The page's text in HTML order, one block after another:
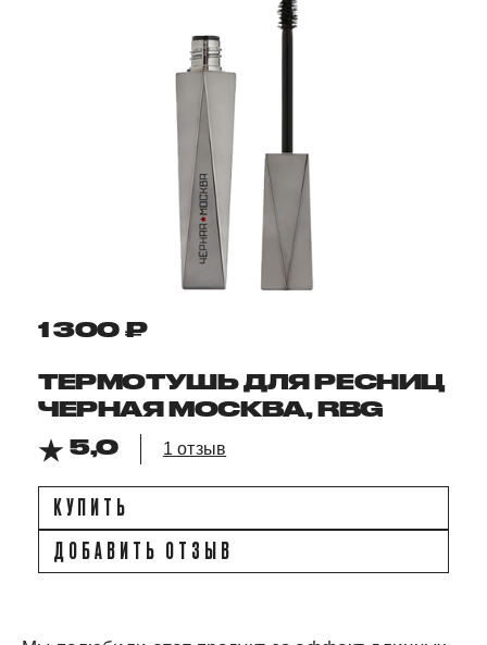
1 300 ₽
ТЕРМОТУШЬ ДЛЯ РЕСНИЦ
ЧЕРНАЯ МОСКВА, RBG
5,0
1 отзыв
КУПИТЬ
ДОБАВИТЬ ОТЗЫВ